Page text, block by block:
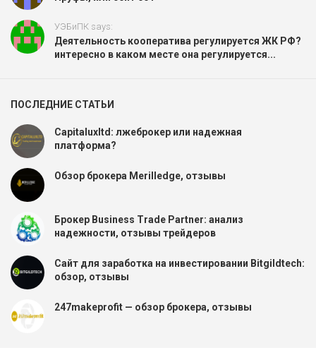
УЭБиПК says:
Деятельность кооператива регулируется ЖК РФ?
интересно в каком месте она регулируется...
ПОСЛЕДНИЕ СТАТЬИ
Capitaluxltd: лжеброкер или надежная
платформа?
Обзор брокера Merilledge, отзывы
Брокер Business Trade Partner: анализ
надежности, отзывы трейдеров
Сайт для заработка на инвестировании Bitgildtech:
обзор, отзывы
247makeprofit — обзор брокера, отзывы